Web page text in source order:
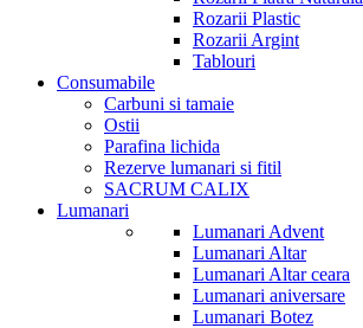
Rozarii Plastic
Rozarii Argint
Tablouri
Consumabile
Carbuni si tamaie
Ostii
Parafina lichida
Rezerve lumanari si fitil
SACRUM CALIX
Lumanari
Lumanari Advent
Lumanari Altar
Lumanari Altar ceara
Lumanari aniversare
Lumanari Botez